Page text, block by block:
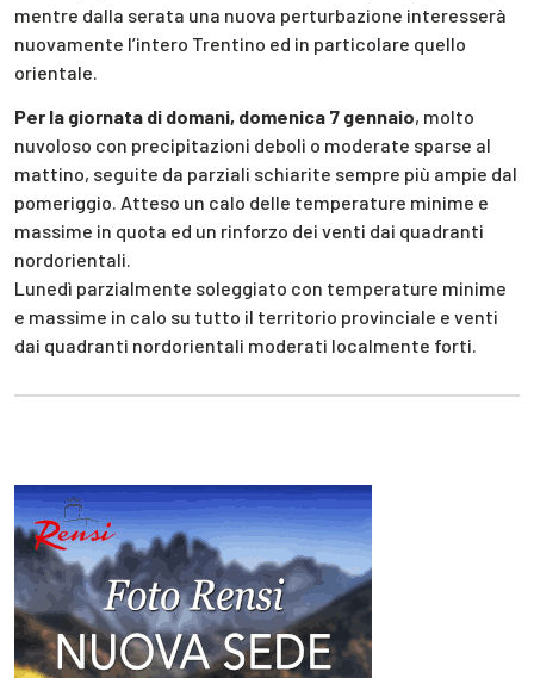
mentre dalla serata una nuova perturbazione interesserà
nuovamente l’intero Trentino ed in particolare quello
orientale.
Per la giornata di domani, domenica 7 gennaio, molto
nuvoloso con precipitazioni deboli o moderate sparse al
mattino, seguite da parziali schiarite sempre più ampie dal
pomeriggio. Atteso un calo delle temperature minime e
massime in quota ed un rinforzo dei venti dai quadranti
nordorientali.
Lunedì parzialmente soleggiato con temperature minime
e massime in calo su tutto il territorio provinciale e venti
dai quadranti nordorientali moderati localmente forti.